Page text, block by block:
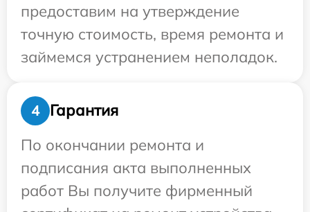
предоставим на утверждение
точную стоимость, время ремонта и
займемся устранением неполадок.
4
Гарантия
По окончании ремонта и
подписания акта выполненных
работ Вы получите фирменный